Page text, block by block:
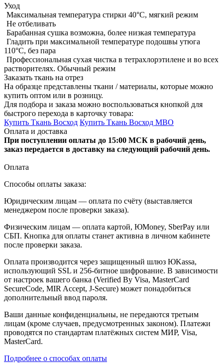
Уход
Максимальная температура стирки 40°C, мягкий режим
Не отбеливать
Барабанная сушка возможна, более низкая температура
Гладить при максимальной температуре подошвы утюга
110°C, без пара
Профессиональная сухая чистка в тетрахлорэтилене и во всех
растворителях. Обычный режим
Заказать ткань на отрез
На образце представлены ткани / материалы, которые можно
купить оптом или в розницу.
Для подбора и заказа можно воспользоваться кнопкой для
быстрого перехода в карточку товара:
Купить Ткань Восход Купить Ткань Восход МВО
Оплата и доставка
При поступлении оплаты до 15:00 МСК в рабочий день,
заказ передается в доставку на следующий рабочий день.
Оплата
Способы оплаты заказа:
Юридическим лицам — оплата по счёту (выставляется
менеджером после проверки заказа).
Физическим лицам — оплата картой, ЮMoney, SberPay или
СБП. Кнопка для оплаты станет активна в личном кабинете
после проверки заказа.
Оплата производится через защищенный шлюз ЮKassa,
использующий SSL и 256-битное шифрование. В зависимости
от настроек вашего банка (Verified By Visa, MasterCard
SecureCode, MIR Accept, J-Secure) может понадобиться
дополнительный ввод пароля.
Ваши данные конфиденциальны, не передаются третьим
лицам (кроме случаев, предусмотренных законом). Платежи
проводятся по стандартам платёжных систем МИР, Visa,
MasterCard.
Подробнее о способах оплаты